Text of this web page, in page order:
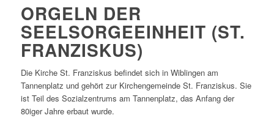
ORGELN DER
SEELSORGEEINHEIT (ST.
FRANZISKUS)
Die Kirche St. Franziskus befindet sich in Wiblingen am
Tannenplatz und gehört zur Kirchengemeinde St. Franziskus. Sie
ist Teil des Sozialzentrums am Tannenplatz, das Anfang der
80iger Jahre erbaut wurde.